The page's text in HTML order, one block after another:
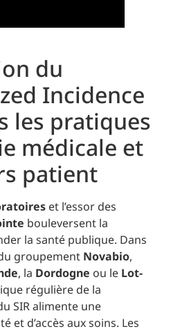
du
Incidence
les pratiques
médicale et
patient
et l’essor des
bouleversent la
la santé publique. Dans
groupement Novabio,
, la Dordogne ou le Lot-
régulière de la
SIR alimente une
et d’accès aux soins. Les